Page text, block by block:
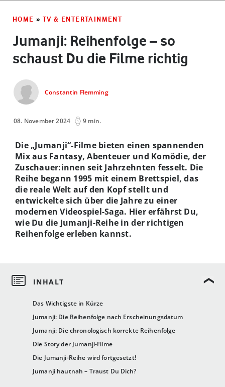
HOME » TV & ENTERTAINMENT
Jumanji: Reihenfolge – so
schaust Du die Filme richtig
Constantin Flemming
08. November 2024 9 min.
Das Wichtigste in Kürze
Jumanji: Die Reihenfolge nach Erscheinungsdatum
Jumanji: Die chronologisch korrekte Reihenfolge
Die Story der Jumanji-Filme
Die Jumanji-Reihe wird fortgesetzt!
Jumanji hautnah – Traust Du Dich?
Die „Jumanji“-Filme bieten einen spannenden
Mix aus Fantasy, Abenteuer und Komödie, der
Zuschauer:innen seit Jahrzehnten fesselt. Die
Reihe begann 1995 mit einem Brettspiel, das
die reale Welt auf den Kopf stellt und
entwickelte sich über die Jahre zu einer
modernen Videospiel-Saga. Hier erfährst Du,
wie Du die Jumanji-Reihe in der richtigen
Reihenfolge erleben kannst.